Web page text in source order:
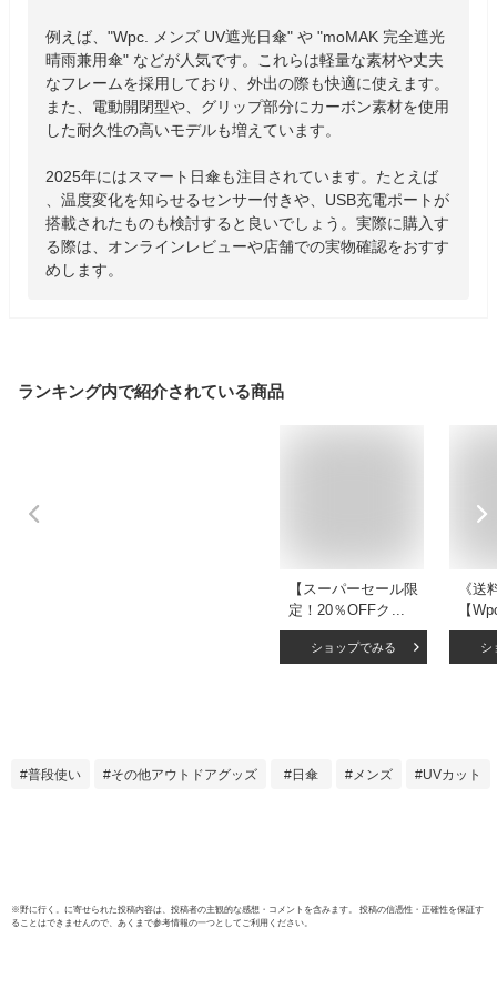
例えば、"Wpc. メンズ UV遮光日傘" や "moMAK 完全遮光
晴雨兼用傘" などが人気です。これらは軽量な素材や丈夫
なフレームを採用しており、外出の際も快適に使えます。
また、電動開閉型や、グリップ部分にカーボン素材を使用
した耐久性の高いモデルも増えています。
2025年にはスマート日傘も注目されています。たとえば
、温度変化を知らせるセンサー付きや、USB充電ポートが
搭載されたものも検討すると良いでしょう。実際に購入す
る際は、オンラインレビューや店舗での実物確認をおすす
めします。
ランキング内で紹介されている商品
【スーパーセール限
定！20％OFFクー
ポン利用で2144
円！】＼メンズ日傘
傘 晴雨兼用 撥水 男
ショップでみる
《送
【
たた
IZA
ユニ
シ
普段使い その他アウトドアグッズ 日傘 メンズ UVカット
※野に行く。 に寄せられた投稿内容は、投稿者の主観的な感想・コメントを含みます。 投稿の信憑性・正確性を保証す
ることはできませんので、あくまで参考情報の一つとしてご利用ください。